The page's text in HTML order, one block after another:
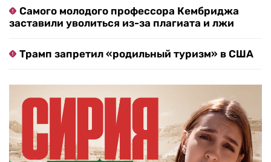
Самого молодого профессора Кембриджа
заставили уволиться из-за плагиата и лжи
Трамп запретил «родильный туризм» в США